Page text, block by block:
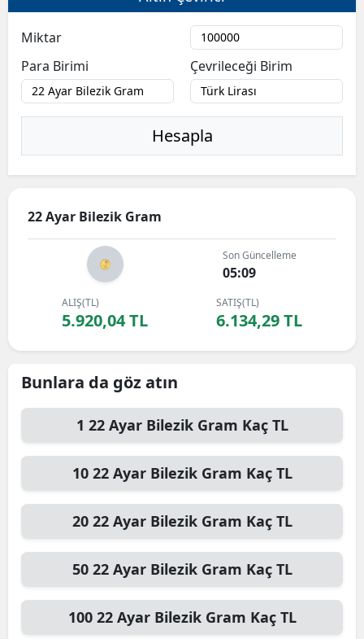
Miktar
Para Birimi
Çevrileceği Birim
Hesapla
22 Ayar Bilezik Gram
Son Güncelleme
05:09
ALIŞ(TL)
5.920,04 TL
SATIŞ(TL)
6.134,29 TL
Bunlara da göz atın
1 22 Ayar Bilezik Gram Kaç TL
10 22 Ayar Bilezik Gram Kaç TL
20 22 Ayar Bilezik Gram Kaç TL
50 22 Ayar Bilezik Gram Kaç TL
100 22 Ayar Bilezik Gram Kaç TL